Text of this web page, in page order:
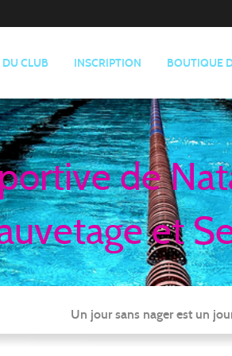
DU CLUB INSCRIPTION BOUTIQUE
de
et
Un jour sans nager est un